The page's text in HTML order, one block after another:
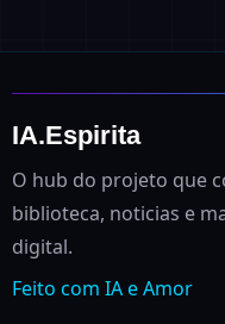
IA.Espirita
O hub do projeto que
biblioteca, noticias e
digital.
Feito com IA e Amor